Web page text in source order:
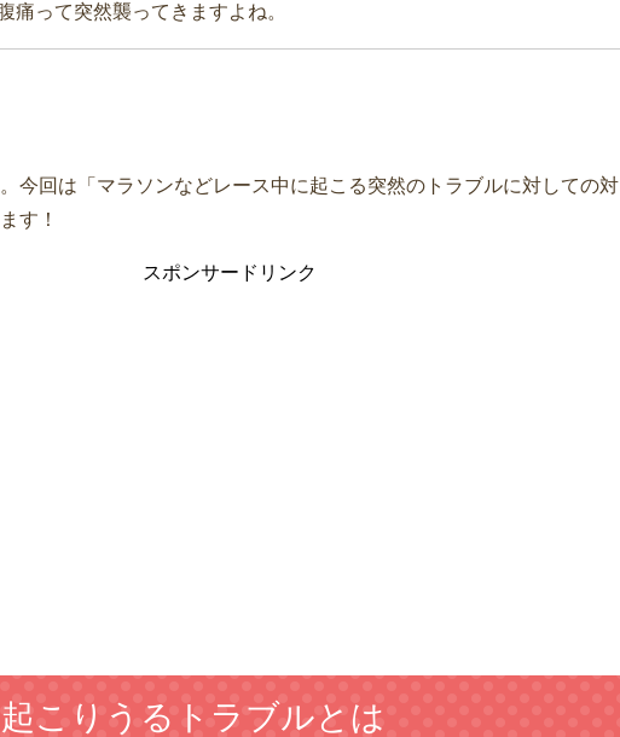
痛って突然襲ってきますよね。
今回は「マラソンなどレース中に起こる突然のトラブルに対しての対
す！
スポンサードリンク
こりうるトラブルとは